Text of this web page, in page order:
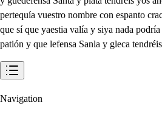
Navigation